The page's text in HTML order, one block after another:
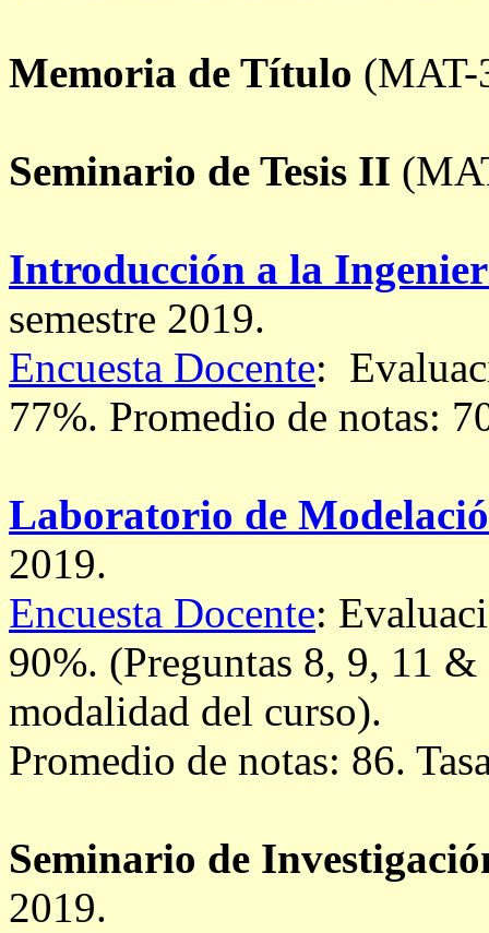
Memoria de Título (MAT-
Seminario de Tesis II
Introducción a la
semestre 2019.
Encuesta Docente:
77%. Promedio de notas:
Laboratorio de
2019.
Encuesta Docente:
90%. (Preguntas 8, 9, 11
modalidad del curso).
Promedio de notas: 86.
Seminario de
2019.